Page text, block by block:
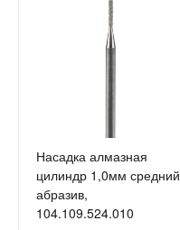
Насадка алмазная
цилиндр 1,0мм средний
абразив,
104.109.524.010